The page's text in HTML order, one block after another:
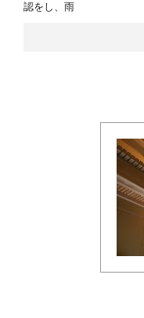
認をし、雨